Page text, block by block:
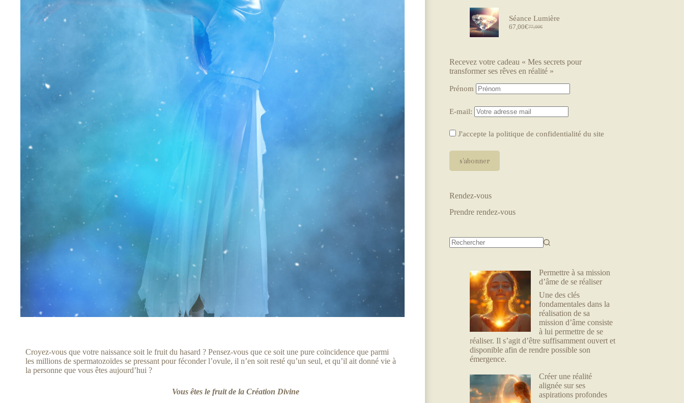
Croyez-vous que votre naissance soit le fruit du hasard ? Pensez-vous que ce soit une pure coïncidence que parmi
les millions de spermatozoïdes se pressant pour féconder l’ovule, il n’en soit resté qu’un seul, et qu’il ait donné vie à
la personne que vous êtes aujourd’hui ?
Vous êtes le fruit de la Création Divine
Séance Lumière
77,00€
67,00€
Recevez votre cadeau « Mes secrets pour
transformer ses rêves en réalité »
Prénom
E-mail:
J'accepte la politique de confidentialité du site
Rendez-vous
Prendre rendez-vous
Permettre à sa mission
d’âme de se réaliser
Une des clés
fondamentales dans la
réalisation de sa
mission d’âme consiste
à lui permettre de se
réaliser. Il s’agit d’être suffisamment ouvert et
disponible afin de rendre possible son
émergence.
Créer une réalité
alignée sur ses
aspirations profondes